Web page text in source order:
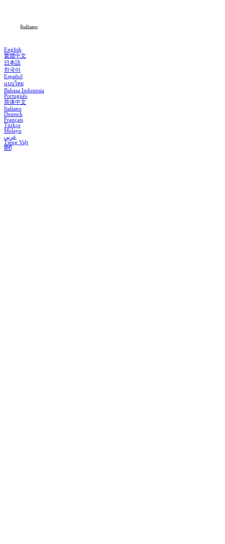
Italiano
English
繁體中文
日本語
한국어
Español
แบบไทย
Bahasa Indonesia
Português
简体中文
Italiano
Deutsch
Français
Türkçe
Melayu
عربي
Tiếng Việt
हिंदी